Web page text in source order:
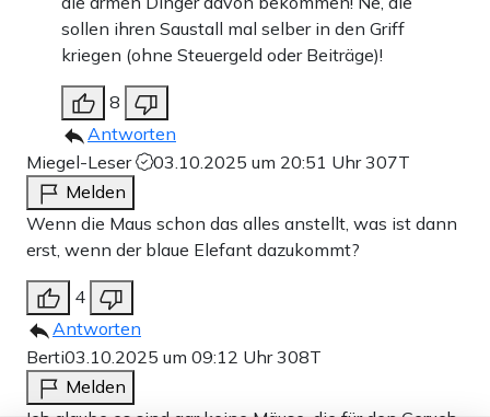
sollen ihren Saustall mal selber in den Griff
kriegen (ohne Steuergeld oder Beiträge)!
8
Antworten
Miegel-Leser
03.10.2025 um 20:51 Uhr307T
Melden
Wenn die Maus schon das alles anstellt, was ist dann
erst, wenn der blaue Elefant dazukommt?
4
Antworten
Berti03.10.2025 um 09:12 Uhr308T
Melden